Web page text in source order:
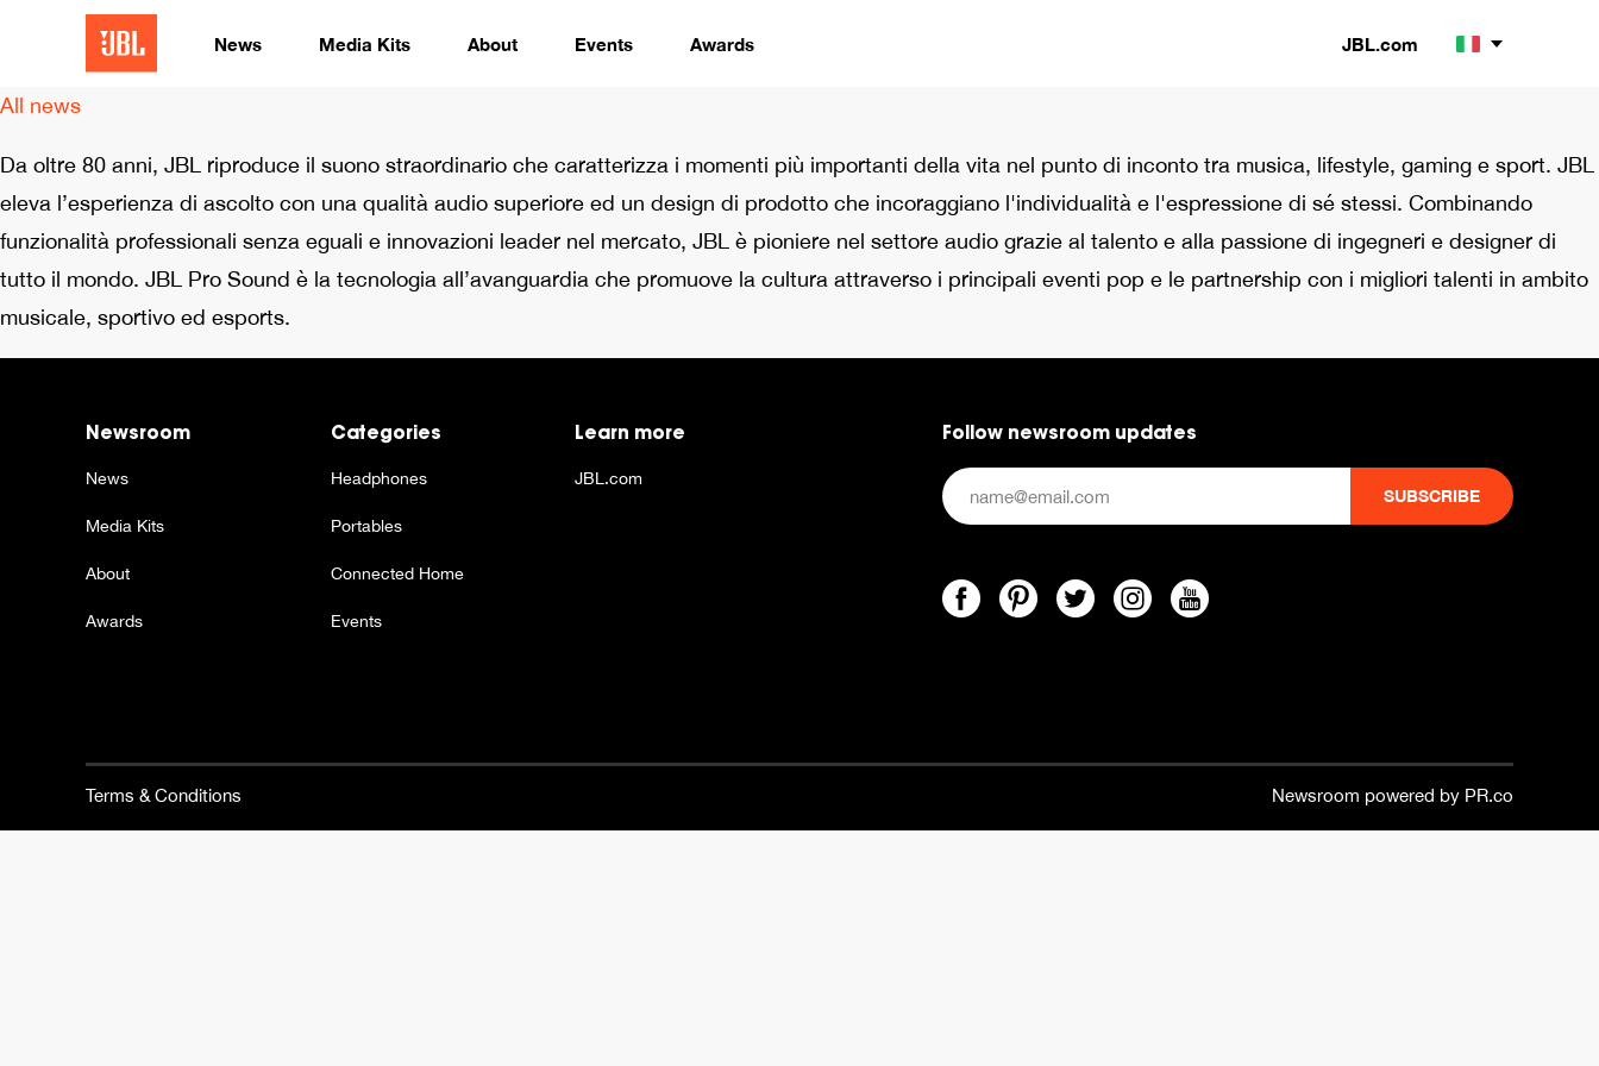
News Media Kits About Events Awards JBL.com
All news
Da oltre 80 anni, JBL riproduce il suono straordinario che caratterizza i momenti più importanti della vita nel punto di inconto tra musica, lifestyle, gaming e sport. JBL
eleva l’esperienza di ascolto con una qualità audio superiore ed un design di prodotto che incoraggiano l'individualità e l'espressione di sé stessi. Combinando
funzionalità professionali senza eguali e innovazioni leader nel mercato, JBL è pioniere nel settore audio grazie al talento e alla passione di ingegneri e designer di
tutto il mondo. JBL Pro Sound è la tecnologia all’avanguardia che promuove la cultura attraverso i principali eventi pop e le partnership con i migliori talenti in ambito
musicale, sportivo ed esports.
Newsroom
News
Media Kits
About
Awards
Categories
Headphones
Portables
Connected Home
Events
Learn more
JBL.com
Follow newsroom updates
Terms & Conditions Newsroom powered by PR.co